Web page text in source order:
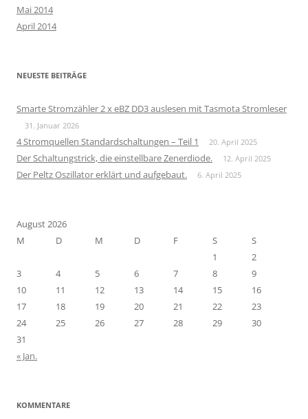
Mai 2014
April 2014
NEUESTE BEITRÄGE
Smarte Stromzähler 2 x eBZ DD3 auslesen mit Tasmota Stromleser
31. Januar 2026
4 Stromquellen Standardschaltungen – Teil 1 20. April 2025
Der Schaltungstrick, die einstellbare Zenerdiode. 12. April 2025
Der Peltz Oszillator erklärt und aufgebaut. 6. April 2025
August 2026
M
D M D F S
S
1
2
3
4 5 6 7 8
9
10
11 12 13 14 15
16
17
18 19 20 21 22
23
24
25 26 27 28 29
30
31
« Jan.
KOMMENTARE